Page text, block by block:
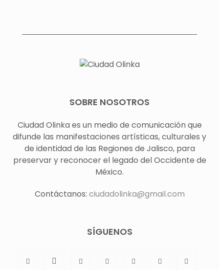
SOBRE NOSOTROS
Ciudad Olinka es un medio de comunicación que
difunde las manifestaciones artísticas, culturales y
de identidad de las Regiones de Jalisco, para
preservar y reconocer el legado del Occidente de
México.
Contáctanos: ciudadolinka@gmail.com
SÍGUENOS